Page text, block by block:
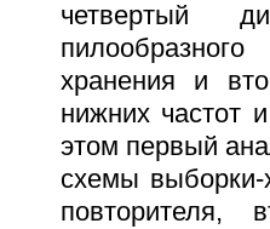
четвертый
хранения и
нижних частот
этом первый
схемы
повторителя,